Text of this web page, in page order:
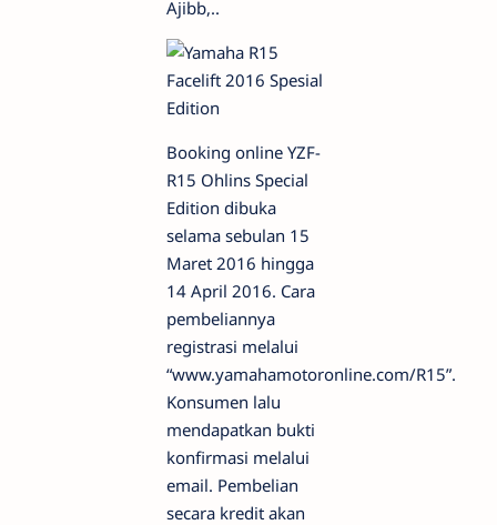
Ajibb,..
Booking online YZF-
R15 Ohlins Special
Edition dibuka
selama sebulan 15
Maret 2016 hingga
14 April 2016. Cara
pembeliannya
registrasi melalui
“www.yamahamotoronline.com/R15”.
Konsumen lalu
mendapatkan bukti
konfirmasi melalui
email. Pembelian
secara kredit akan